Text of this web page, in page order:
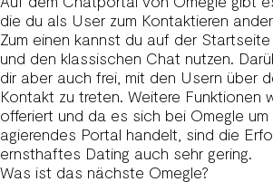
die du als User zum Kontaktieren
Zum einen kannst du auf der
und den klassischen Chat nutzen.
dir aber auch frei, mit den Usern über
Kontakt zu treten. Weitere Funktionen
offeriert und da es sich bei Omegle
agierendes Portal handelt, sind die
ernsthaftes Dating auch sehr gering.
Was ist das nächste Omegle?